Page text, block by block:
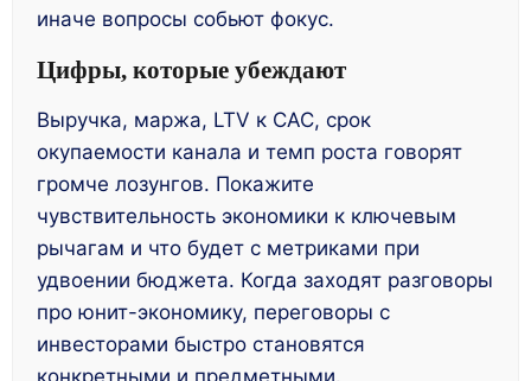
иначе вопросы собьют фокус.
Цифры, которые убеждают
Выручка, маржа, LTV к CAC, срок
окупаемости канала и темп роста говорят
громче лозунгов. Покажите
чувствительность экономики к ключевым
рычагам и что будет с метриками при
удвоении бюджета. Когда заходят разговоры
про юнит-экономику, переговоры с
инвесторами быстро становятся